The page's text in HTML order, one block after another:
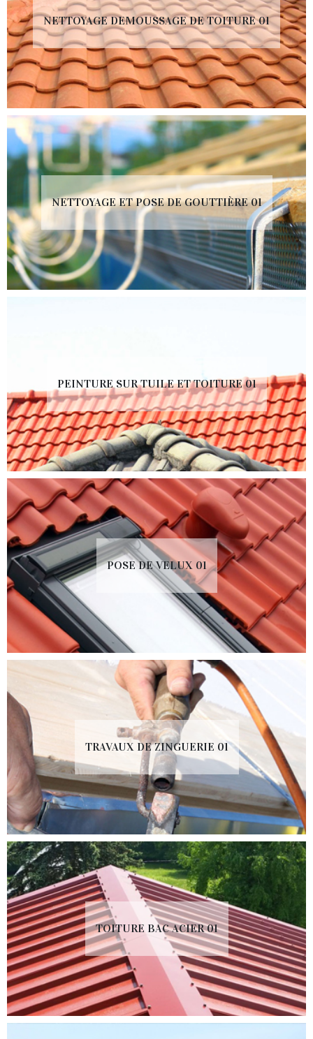
NETTOYAGE DEMOUSSAGE DE TOITURE 01
NETTOYAGE ET POSE DE GOUTTIÈRE 01
PEINTURE SUR TUILE ET TOITURE 01
POSE DE VELUX 01
TRAVAUX DE ZINGUERIE 01
TOITURE BAC ACIER 01